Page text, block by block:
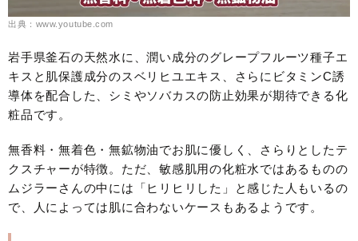
出典：www.youtube.com
岩手県釜石の天然水に、潤い成分のグレープフルーツ種子エ
キスと肌保護成分のスベリヒユエキス、さらにビタミンC誘
導体を配合した、シミやソバカスの防止効果が期待できる化
粧品です。
無香料・無着色・無鉱物油でお肌に優しく、さらりとしたテ
クスチャーが特徴。ただ、敏感肌用の化粧水ではあるものの
ムジラーさんの中には「ヒリヒリした」と感じた人もいるの
で、人によっては肌に合わないケースもあるようです。